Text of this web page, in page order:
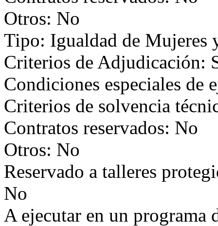
Otros: No
Tipo: Igualdad de Mujeres
Criterios de Adjudicación:
Condiciones especiales de
Criterios de solvencia
Contratos reservados: No
Otros: No
Reservado a talleres
No
A ejecutar en un programa